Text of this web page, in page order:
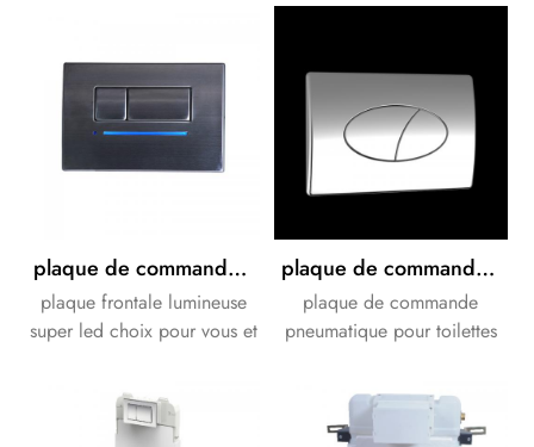
plaque de commande en acier inoxydable à bouton-poussoir double chasse pour toilettes citerne dissimulée
plaque frontale lumineuse
super led choix pour vous et
plaque de commande pneumatique pour toilettes sanitaires citerne dissimulée
plaque de commande
pneumatique pour toilettes
commandes de marque sont
acceptables.